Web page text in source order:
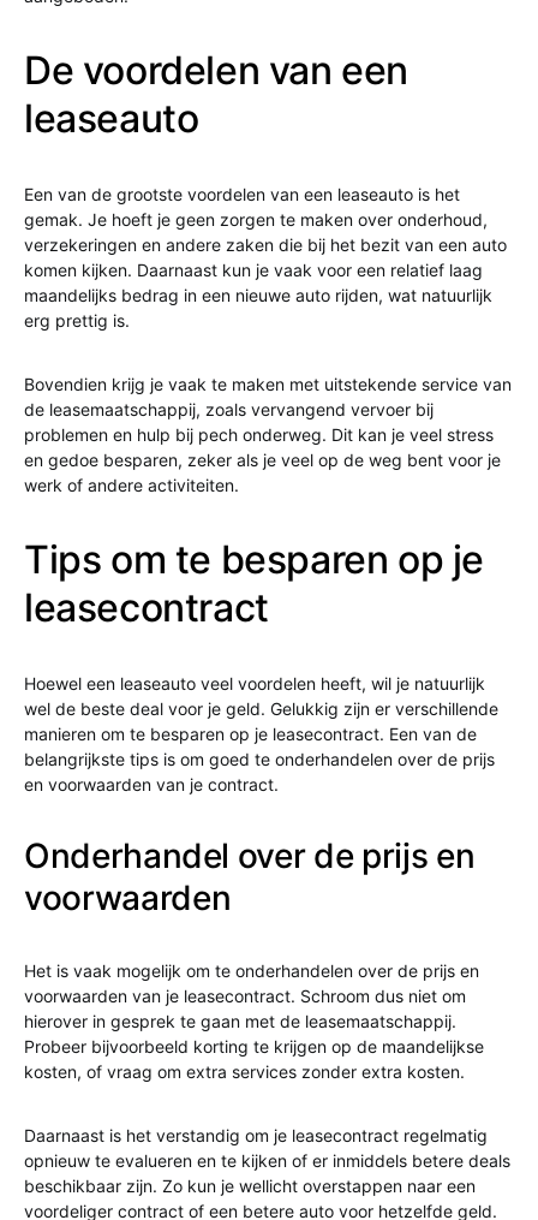
De voordelen van een
leaseauto
Een van de grootste voordelen van een leaseauto is het
gemak. Je hoeft je geen zorgen te maken over onderhoud,
verzekeringen en andere zaken die bij het bezit van een auto
komen kijken. Daarnaast kun je vaak voor een relatief laag
maandelijks bedrag in een nieuwe auto rijden, wat natuurlijk
erg prettig is.
Bovendien krijg je vaak te maken met uitstekende service van
de leasemaatschappij, zoals vervangend vervoer bij
problemen en hulp bij pech onderweg. Dit kan je veel stress
en gedoe besparen, zeker als je veel op de weg bent voor je
werk of andere activiteiten.
Tips om te besparen op je
leasecontract
Hoewel een leaseauto veel voordelen heeft, wil je natuurlijk
wel de beste deal voor je geld. Gelukkig zijn er verschillende
manieren om te besparen op je leasecontract. Een van de
belangrijkste tips is om goed te onderhandelen over de prijs
en voorwaarden van je contract.
Onderhandel over de prijs en
voorwaarden
Het is vaak mogelijk om te onderhandelen over de prijs en
voorwaarden van je leasecontract. Schroom dus niet om
hierover in gesprek te gaan met de leasemaatschappij.
Probeer bijvoorbeeld korting te krijgen op de maandelijkse
kosten, of vraag om extra services zonder extra kosten.
Daarnaast is het verstandig om je leasecontract regelmatig
opnieuw te evalueren en te kijken of er inmiddels betere deals
beschikbaar zijn. Zo kun je wellicht overstappen naar een
voordeliger contract of een betere auto voor hetzelfde geld.